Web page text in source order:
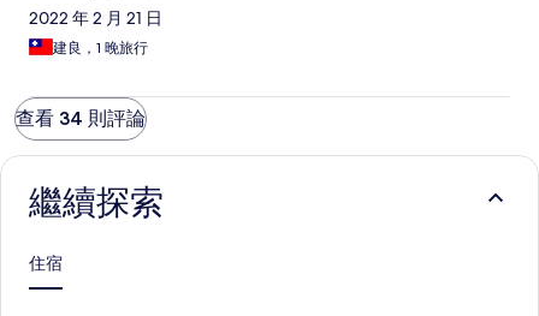
2022 年 2 月 21 日
建良，1 晚旅行
查看 34 則評論
繼續探索
住宿